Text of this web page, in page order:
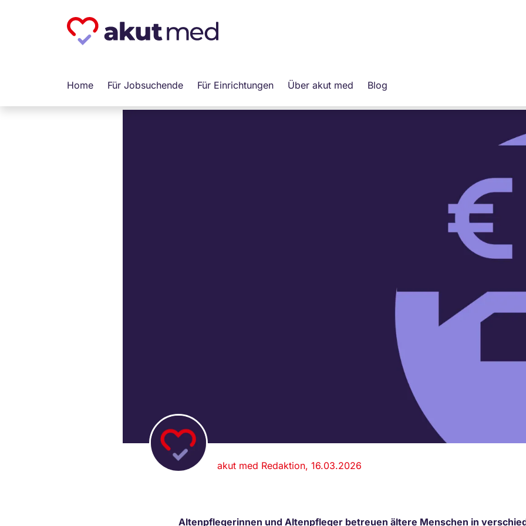
Home Für Jobsuchende Für Einrichtungen Über akut med Blog
Altenpfleger Gehalt.
akut med Redaktion, 16.03.2026
Altenpflegerinnen und Altenpfleger betreuen ältere Menschen in